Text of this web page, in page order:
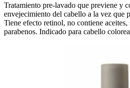
Tratamiento pre-lavado que previene y
envejecimiento del cabello a la vez que
Tiene efecto retinol, no contiene
parabenos. Indicado para cabello